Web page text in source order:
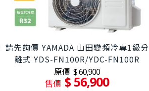
請先詢價 YAMADA 山田變頻冷專1級分
離式 YDS-FN100R/YDC-FN100R
原價 $ 60,900
售價 $ 56,900